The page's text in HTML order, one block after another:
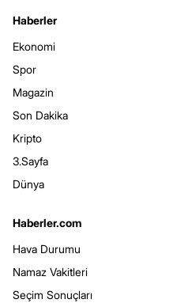
Haberler
Ekonomi
Spor
Magazin
Son Dakika
Kripto
3.Sayfa
Dünya
Haberler.com
Hava Durumu
Namaz Vakitleri
Seçim Sonuçları